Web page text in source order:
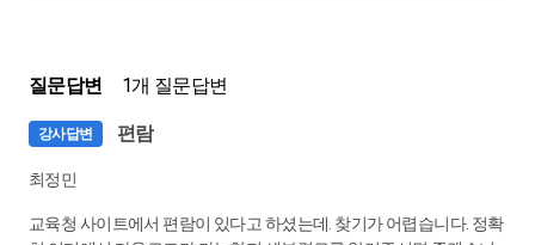
질문답변 1개 질문답변
강사답변 편람
최정민
교육청 사이트에서 편람이 있다고 하셨는데. 찾기가 어렵습니다. 정확